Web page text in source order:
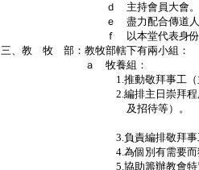
ｄ 主持會員大會。
ｅ 盡力配合傳道人牧
ｆ 以本堂代表身份，對外
三、教 牧 部：教牧部轄下有兩小組：
ａ 牧養組：
1.推動敬拜事工（主日崇
2.編排主日崇拜程序及事奉
及招待等）。
3.負責編排敬拜事工講員，包
4.為個別有需要而獲批準之
5.協助籌辦教會特別聚會，